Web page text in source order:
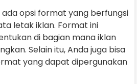
ada opsi format yang berfungsi
letak iklan. Format ini
di bagian mana iklan
Selain itu, Anda juga bisa
yang dapat dipergunakan